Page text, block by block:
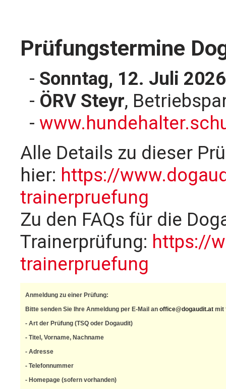
Prüfungstermine
- Sonntag, 12. Juli 2026
- ÖRV Steyr,
-
Alle Details zu dieser
hier: https://
trainerpruefung
Zu den FAQs für die
Trainerprüfung: https://
trainerpruefung
Anmeldung zu einer Prüfung:
Bitte senden Sie Ihre Anmeldung per E-Mail an office@dogaudit.at mit
- Art der Prüfung (TSQ oder Dogaudit)
- Titel, Vorname, Nachname
- Adresse
- Telefonnummer
- Homepage (sofern vorhanden)